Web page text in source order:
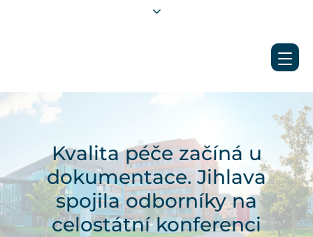
Kvalita péče začíná u
dokumentace. Jihlava
spojila odborníky na
celostátní konferenci